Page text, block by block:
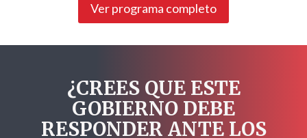
Ver programa completo
¿CREES QUE ESTE
GOBIERNO DEBE
RESPONDER ANTE LOS